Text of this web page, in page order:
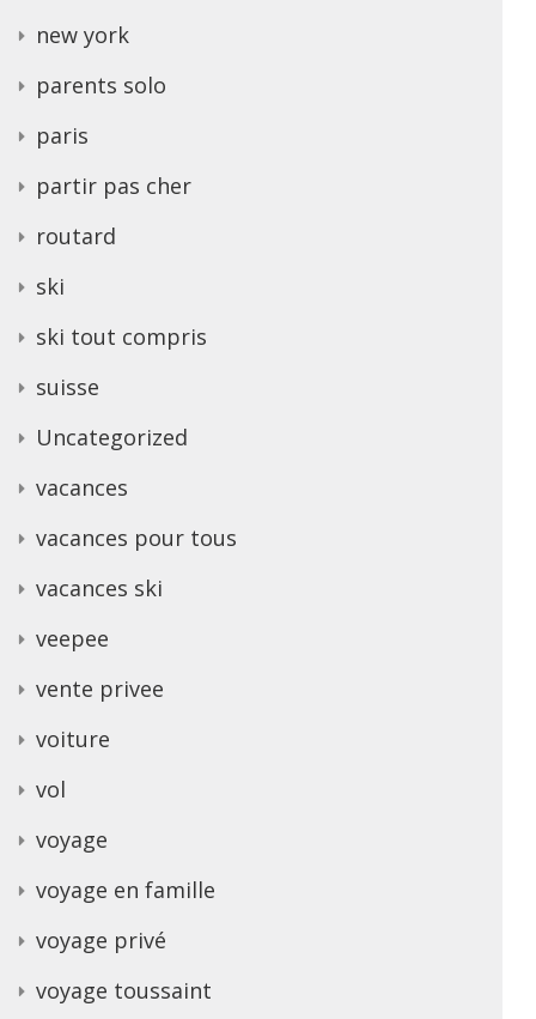
new york
parents solo
paris
partir pas cher
routard
ski
ski tout compris
suisse
Uncategorized
vacances
vacances pour tous
vacances ski
veepee
vente privee
voiture
vol
voyage
voyage en famille
voyage privé
voyage toussaint